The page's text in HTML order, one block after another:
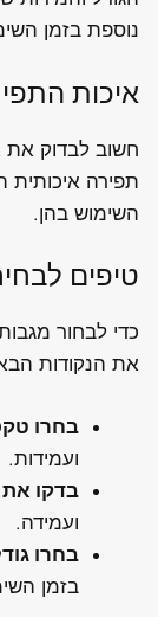
נוספת בזמן
איכות
חשוב לבדוק את
תפירה
השימוש בהן.
טיפים
כדי לבחור
את הנקודות
בחרו
ועמידות.
בדקו
ועמידה.
בחרו
בזמן